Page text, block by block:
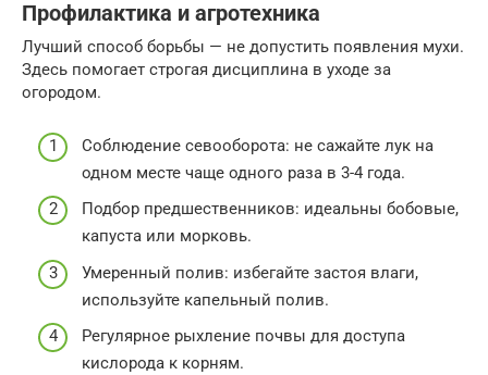
Профилактика и агротехника
Лучший способ борьбы — не допустить появления мухи.
Здесь помогает строгая дисциплина в уходе за
огородом.
Соблюдение севооборота: не сажайте лук на
одном месте чаще одного раза в 3-4 года.
Подбор предшественников: идеальны бобовые,
капуста или морковь.
Умеренный полив: избегайте застоя влаги,
используйте капельный полив.
Регулярное рыхление почвы для доступа
кислорода к корням.